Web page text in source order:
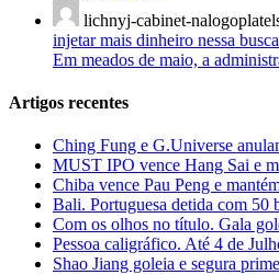
lichnyj-cabinet-
injetar mais dinheiro nessa
Em meados de maio, a
Artigos recentes
Ching Fung e G.Universe
MUST IPO vence Hang Sai e
Chiba vence Pau Peng e
Bali. Portuguesa detida com 50
Com os olhos no título. Gala
Pessoa caligráfico. Até 4 de
Shao Jiang goleia e segura